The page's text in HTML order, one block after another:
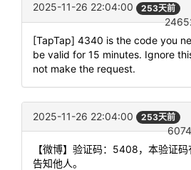
2025-11-26 22:04:00 253天前
[TapTap] 4340 is the code you
be valid for 15 minutes. Ignore
not make the request.
2025-11-26 22:04:00 253天前
【微博】验证码：5408，本验证
告知他人。